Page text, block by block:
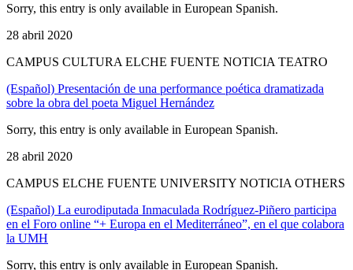
Sorry, this entry is only available in European Spanish.
28 abril 2020
CAMPUS CULTURA ELCHE FUENTE NOTICIA TEATRO
(Español) Presentación de una performance poética dramatizada
sobre la obra del poeta Miguel Hernández
Sorry, this entry is only available in European Spanish.
28 abril 2020
CAMPUS ELCHE FUENTE UNIVERSITY NOTICIA OTHERS
(Español) La eurodiputada Inmaculada Rodríguez-Piñero participa
en el Foro online “+ Europa en el Mediterráneo”, en el que colabora
la UMH
Sorry, this entry is only available in European Spanish.